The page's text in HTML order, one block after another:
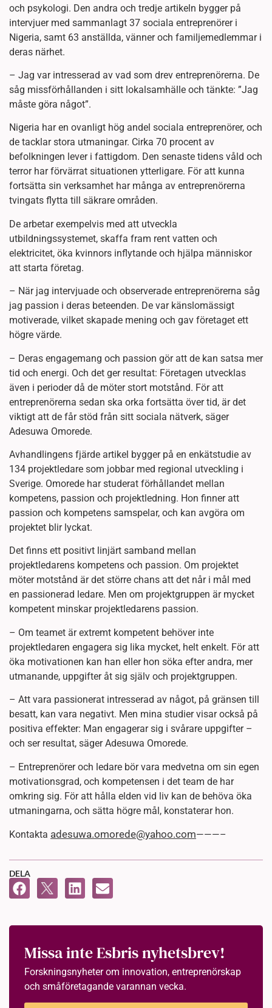
och psykologi. Den andra och tredje artikeln bygger på
intervjuer med sammanlagt 37 sociala entreprenörer i
Nigeria, samt 63 anställda, vänner och familjemedlemmar i
deras närhet.
– Jag var intresserad av vad som drev entreprenörerna. De
såg missförhållanden i sitt lokalsamhälle och tänkte: ”Jag
måste göra något”.
Nigeria har en ovanligt hög andel sociala entreprenörer, och
de tacklar stora utmaningar. Cirka 70 procent av
befolkningen lever i fattigdom. Den senaste tidens våld och
terror har förvärrat situationen ytterligare. För att kunna
fortsätta sin verksamhet har många av entreprenörerna
tvingats flytta till säkrare områden.
De arbetar exempelvis med att utveckla
utbildningssystemet, skaffa fram rent vatten och
elektricitet, öka kvinnors inflytande och hjälpa människor
att starta företag.
– När jag intervjuade och observerade entreprenörerna såg
jag passion i deras beteenden. De var känslomässigt
motiverade, vilket skapade mening och gav företaget ett
högre värde.
– Deras engagemang och passion gör att de kan satsa mer
tid och energi. Och det ger resultat: Företagen utvecklas
även i perioder då de möter stort motstånd. För att
entreprenörerna sedan ska orka fortsätta över tid, är det
viktigt att de får stöd från sitt sociala nätverk, säger
Adesuwa Omorede.
Avhandlingens fjärde artikel bygger på en enkätstudie av
134 projektledare som jobbar med regional utveckling i
Sverige. Omorede har studerat förhållandet mellan
kompetens, passion och projektledning. Hon finner att
passion och kompetens samspelar, och kan avgöra om
projektet blir lyckat.
Det finns ett positivt linjärt samband mellan
projektledarens kompetens och passion. Om projektet
möter motstånd är det större chans att det når i mål med
en passionerad ledare. Men om projektgruppen är mycket
kompetent minskar projektledarens passion.
– Om teamet är extremt kompetent behöver inte
projektledaren engagera sig lika mycket, helt enkelt. För att
öka motivationen kan han eller hon söka efter andra, mer
utmanande, uppgifter åt sig själv och projektgruppen.
– Att vara passionerat intresserad av något, på gränsen till
besatt, kan vara negativt. Men mina studier visar också på
positiva effekter: Man engagerar sig i svårare uppgifter –
och ser resultat, säger Adesuwa Omorede.
– Entreprenörer och ledare bör vara medvetna om sin egen
motivationsgrad, och kompetensen i det team de har
omkring sig. För att hålla elden vid liv kan de behöva öka
utmaningarna, och sätta högre mål, konstaterar hon.
Kontakta adesuwa.omorede@yahoo.com———–
DELA
Missa inte Esbris nyhetsbrev!
Forskningsnyheter om innovation, entreprenörskap
och småföretagande varannan vecka.